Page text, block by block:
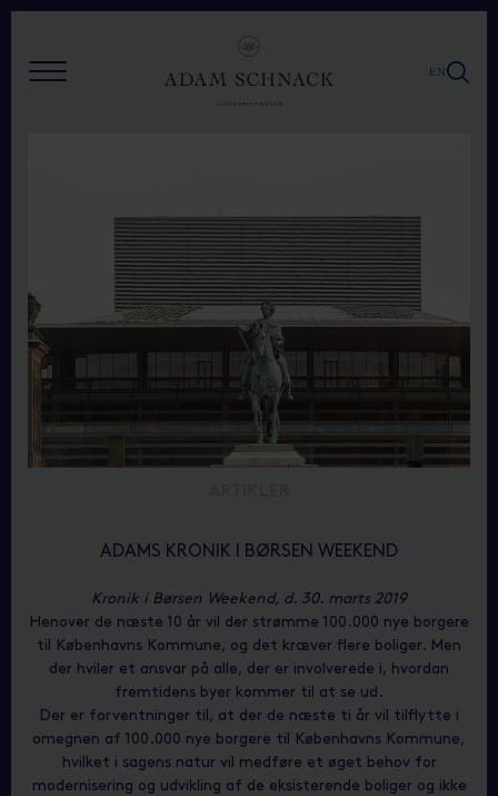
EN
ADAMS KRONIK I BØRSEN WEEKEND
Kronik i Børsen Weekend, d. 30. marts 2019
Henover de næste 10 år vil der strømme 100.000 nye borgere
til Københavns Kommune, og det kræver flere boliger. Men
der hviler et ansvar på alle, der er involverede i, hvordan
fremtidens byer kommer til at se ud.
Der er forventninger til, at der de næste ti år vil tilflytte i
omegnen af 100.000 nye borgere til Københavns Kommune,
hvilket i sagens natur vil medføre et øget behov for
modernisering og udvikling af de eksisterende boliger og ikke